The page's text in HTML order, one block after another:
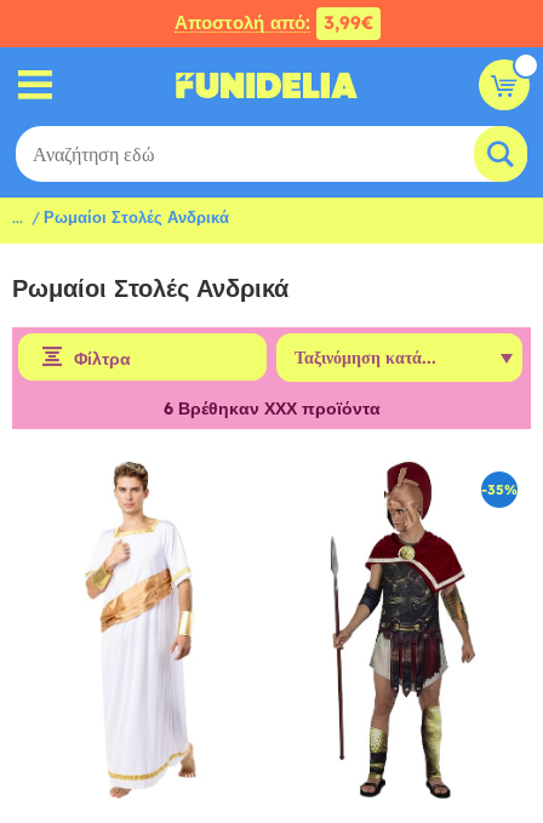
Αποστολή από: 3,99€
... Ρωμαίοι Στολές Ανδρικά
Ρωμαίοι Στολές Ανδρικά
Φίλτρα
6Βρέθηκαν ΧΧΧ προϊόντα
-35%